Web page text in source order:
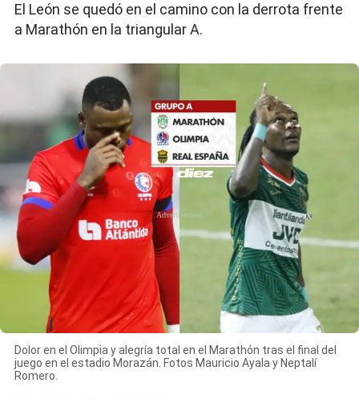
El León se quedó en el camino con la derrota frente
a Marathón en la triangular A.
Dolor en el Olimpia y alegría total en el Marathón tras el final del
juego en el estadio Morazán. Fotos Mauricio Ayala y Neptalí
Romero.
X